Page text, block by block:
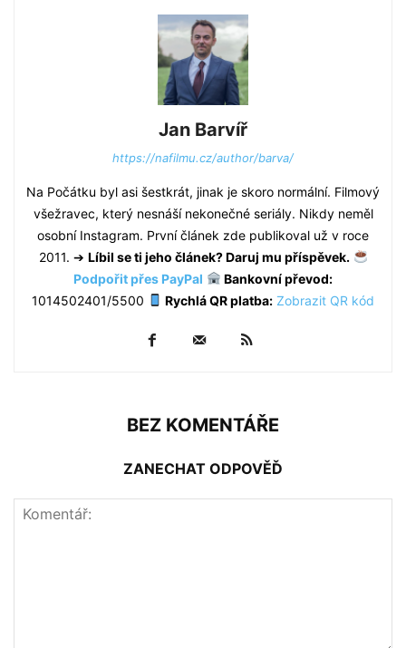
Jan Barvíř
https://nafilmu.cz/author/barva/
Na Počátku byl asi šestkrát, jinak je skoro normální. Filmový
všežravec, který nesnáší nekonečné seriály. Nikdy neměl
osobní Instagram. První článek zde publikoval už v roce
2011. ➔ Líbil se ti jeho článek? Daruj mu příspěvek.
Podpořit přes PayPal
Bankovní převod:
1014502401/5500
Rychlá QR platba: Zobrazit QR kód
BEZ KOMENTÁŘE
ZANECHAT ODPOVĚĎ